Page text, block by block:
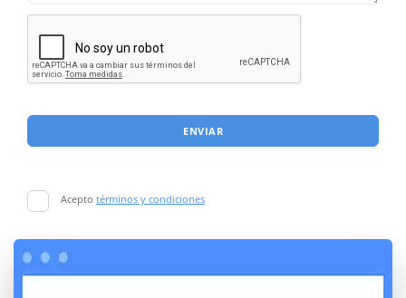
ENVIAR
Acepto términos y condiciones